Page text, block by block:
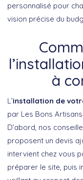
personnalisé pour
vision précise du
à
L’installation de
par Les Bons
D’abord, nos
proposent un devis
intervient chez vous
préparer le site, puis